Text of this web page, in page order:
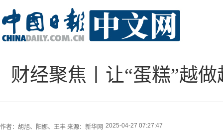
财经聚焦丨让“蛋糕”越
作者： 胡旭、阳娜、王丰 来源： 新华网 2025-04-27 07:27:47